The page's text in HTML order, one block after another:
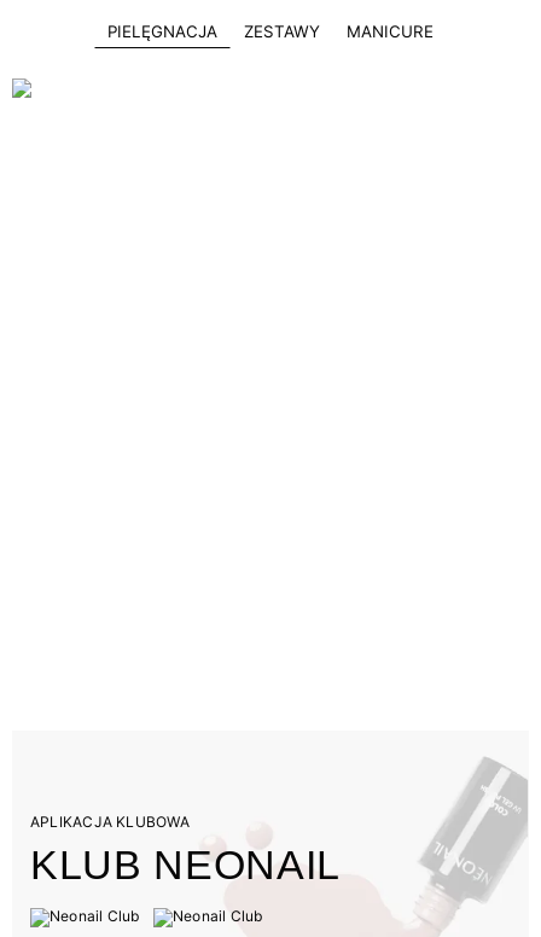
PIELĘGNACJA ZESTAWY MANICURE
APLIKACJA KLUBOWA
KLUB NEONAIL